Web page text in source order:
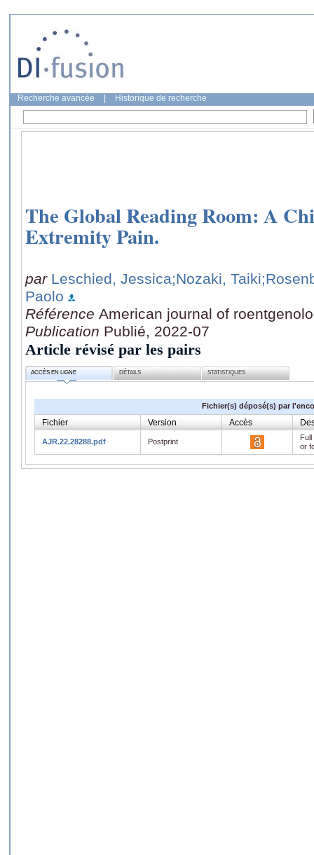
Recherche avancée Historique de recherche
The Global Reading Room: A
Extremity Pain.
par Leschied, Jessica;Nozaki, Taiki
Paolo
Référence American journal of
Publication Publié, 2022-07
Article révisé par les pairs
ACCÈS EN LIGNE DÉTAILS STATISTIQUES
Fichier(s) déposé(s) par
Fichier Version Accès
AJR.22.28288.pdf Postprint
or